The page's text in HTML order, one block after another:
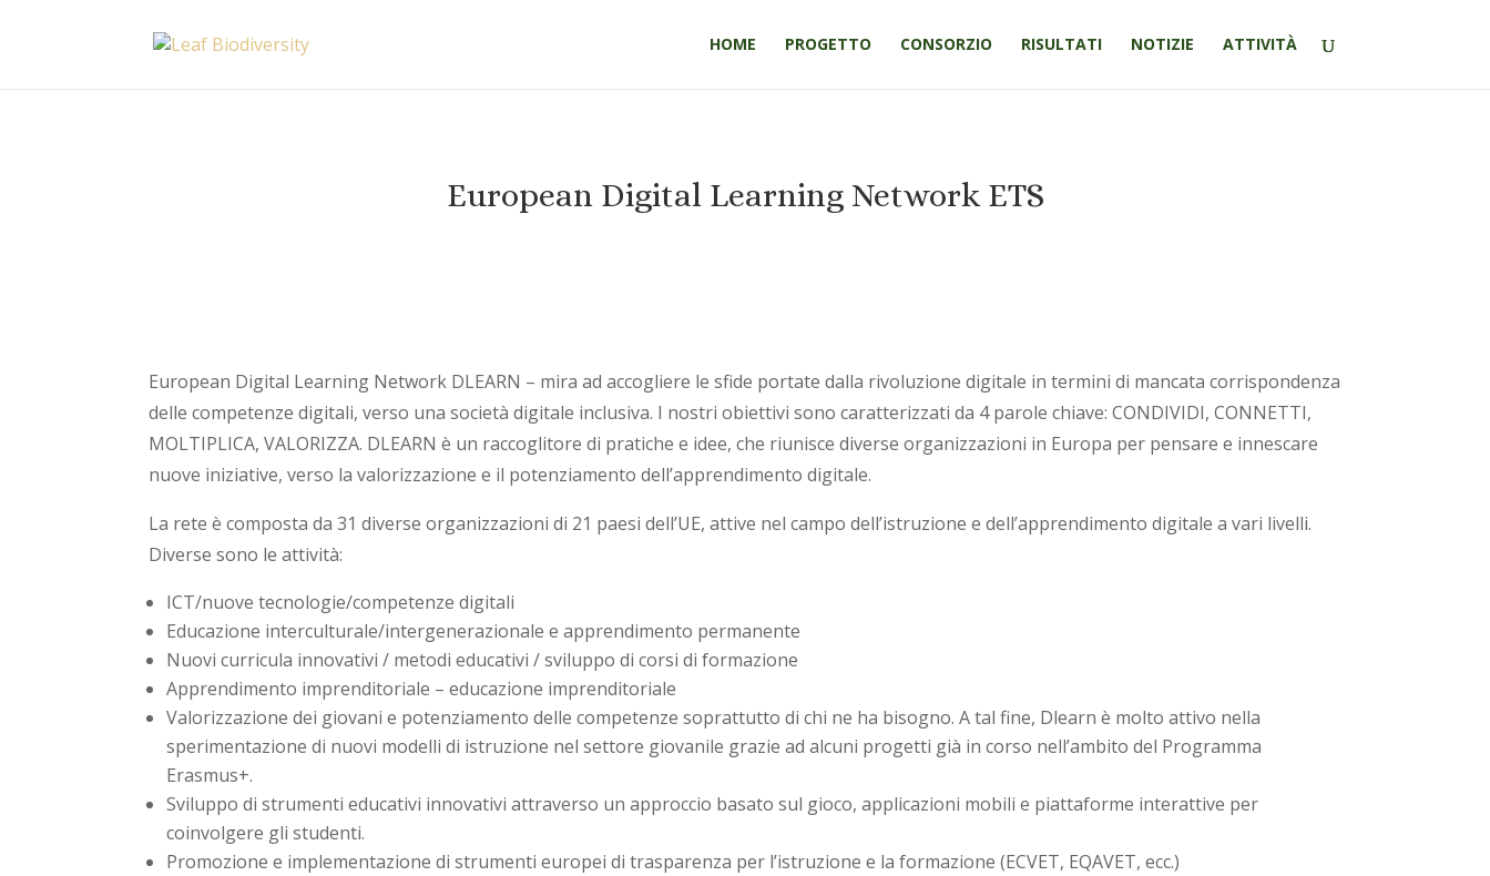
HOME PROGETTO CONSORZIO RISULTATI NOTIZIE ATTIVITÀ
European Digital Learning Network ETS
European Digital Learning Network DLEARN – mira ad accogliere le sfide portate dalla rivoluzione digitale in termini di mancata corrispondenza
delle competenze digitali, verso una società digitale inclusiva. I nostri obiettivi sono caratterizzati da 4 parole chiave: CONDIVIDI, CONNETTI,
MOLTIPLICA, VALORIZZA. DLEARN è un raccoglitore di pratiche e idee, che riunisce diverse organizzazioni in Europa per pensare e innescare
nuove iniziative, verso la valorizzazione e il potenziamento dell’apprendimento digitale.
La rete è composta da 31 diverse organizzazioni di 21 paesi dell’UE, attive nel campo dell’istruzione e dell’apprendimento digitale a vari livelli.
Diverse sono le attività:
ICT/nuove tecnologie/competenze digitali
Educazione interculturale/intergenerazionale e apprendimento permanente
Nuovi curricula innovativi / metodi educativi / sviluppo di corsi di formazione
Apprendimento imprenditoriale – educazione imprenditoriale
Valorizzazione dei giovani e potenziamento delle competenze soprattutto di chi ne ha bisogno. A tal fine, Dlearn è molto attivo nella
sperimentazione di nuovi modelli di istruzione nel settore giovanile grazie ad alcuni progetti già in corso nell’ambito del Programma
Erasmus+.
Sviluppo di strumenti educativi innovativi attraverso un approccio basato sul gioco, applicazioni mobili e piattaforme interattive per
coinvolgere gli studenti.
Promozione e implementazione di strumenti europei di trasparenza per l’istruzione e la formazione (ECVET, EQAVET, ecc.)